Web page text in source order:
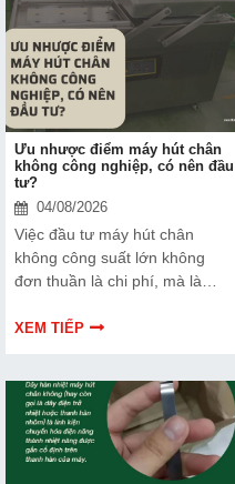
Ưu nhược điểm máy hút chân
không công nghiệp, có nên đầu
tư?
04/08/2026
Việc đầu tư máy hút chân
không công suất lớn không
đơn thuần là chi phí, mà là
sản phẩm và nâng cao vị thế
điểm của thiết bị này để có
thêm thông tin và giúp bạn đưa
ra lựa chọn phù hợp, hiệu quả
hơn nhé!
XEM TIẾP